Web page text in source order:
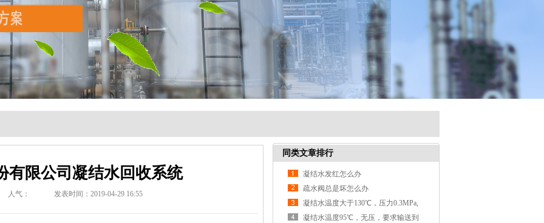
有限公司凝结水回收系统
人气： 发表时间：2019-04-29 16:55
同类文章排行
凝结水发红怎么办
疏水阀总是坏怎么办
凝结水温度大于130℃，压力0.3MPa,
要输送到100米以
凝结水温度95℃，无压，要求输送到